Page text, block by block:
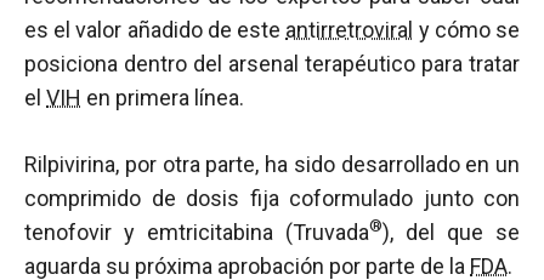
es el valor añadido de este antirretroviral y cómo se
posiciona dentro del arsenal terapéutico para tratar
el VIH en primera línea.
Rilpivirina, por otra parte, ha sido desarrollado en un
comprimido de dosis fija coformulado junto con
tenofovir y emtricitabina (Truvada®), del que se
aguarda su próxima aprobación por parte de la FDA.